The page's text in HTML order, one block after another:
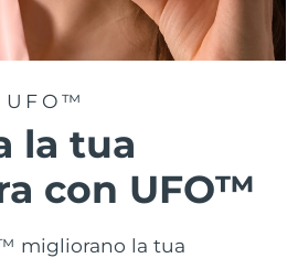
UFO™
la tua
con UFO™
migliorano la tua
Consegna stimata 8/15/26
Consegna stimata8/16/26